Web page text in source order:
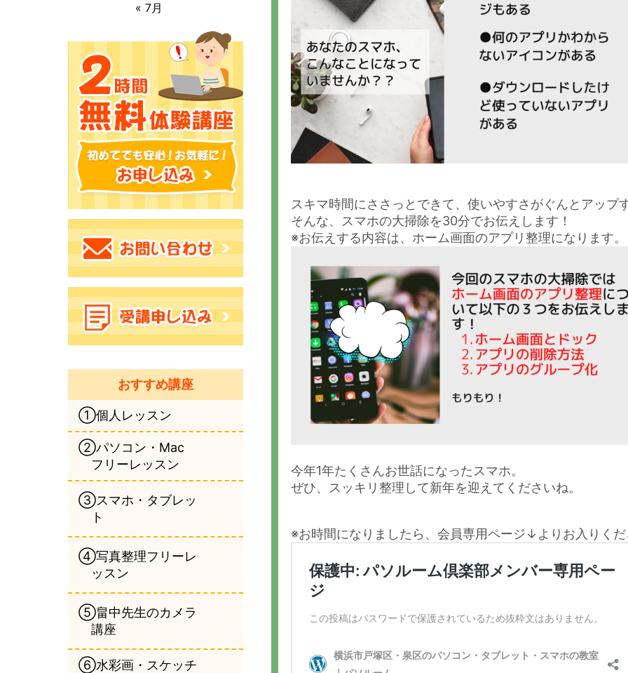
スキマ時間にささっとできて、使いやすさがぐんとアップ
そんな、スマホの大掃除を30分でお伝えします！
※お伝えする内容は、ホーム画面のアプリ整理になります。
今年1年たくさんお世話になったスマホ。
ぜひ、スッキリ整理して新年を迎えてくださいね。
※お時間になりましたら、会員専用ページ↓よりお入りく
« 7月
おすすめ講座
①個人レッスン
②パソコン・Mac
フリーレッスン
③スマホ・タブレッ
ト
④写真整理フリーレ
ッスン
⑤畠中先生のカメラ
講座
⑥水彩画・スケッチ